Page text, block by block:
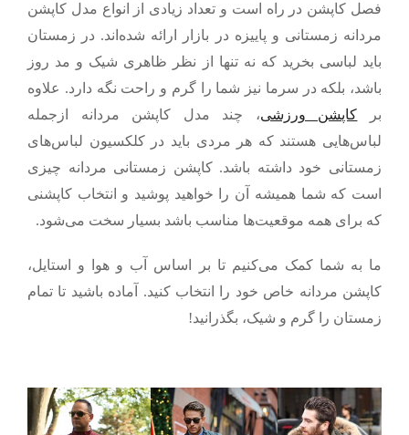
فصل کاپشن در راه است و تعداد زیادی از
انواع مدل کاپشن
مردانه زمستانی و پاییزه در بازار ارائه شده‌اند. در زمستان
باید لباسی بخرید که نه تنها از نظر ظاهری شیک و مد روز
باشد، بلکه در سرما نیز شما را گرم و راحت نگه دارد. علاوه
بر کاپشن ورزشی، چند مدل کاپشن مردانه ازجمله
لباس‌هایی هستند که هر مردی باید در کلکسیون لباس‌های
زمستانی خود داشته باشد. کاپشن زمستانی مردانه چیزی
است که شما همیشه آن را خواهید پوشید و انتخاب کاپشنی
که برای همه موقعیت‌ها مناسب باشد بسیار سخت می‌شود.
ما به شما کمک می‌کنیم تا بر اساس آب و هوا و استایل،
کاپشن مردانه‌ خاص خود را انتخاب کنید. آماده باشید تا تمام
زمستان را گرم و شیک، بگذرانید!